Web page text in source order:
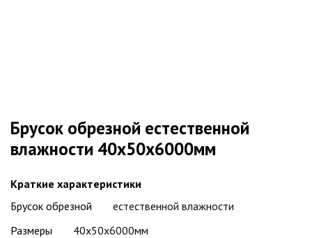
Брусок обрезной естественной
влажности 40х50х6000мм
Краткие характеристики
Брусок обрезной
естественной влажности
Размеры
40х50х6000мм